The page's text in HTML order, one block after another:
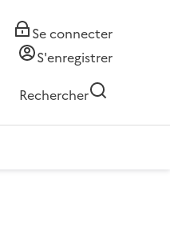
Se connecter
S'enregistrer
Rechercher